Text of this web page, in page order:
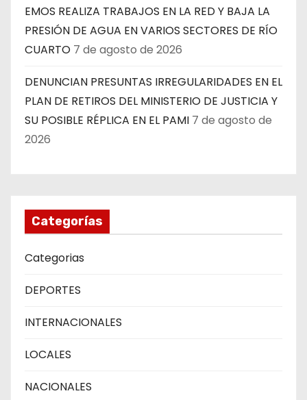
EMOS REALIZA TRABAJOS EN LA RED Y BAJA LA
PRESIÓN DE AGUA EN VARIOS SECTORES DE RÍO
CUARTO 7 de agosto de 2026
DENUNCIAN PRESUNTAS IRREGULARIDADES EN EL
PLAN DE RETIROS DEL MINISTERIO DE JUSTICIA Y
SU POSIBLE RÉPLICA EN EL PAMI 7 de agosto de
2026
Categorías
Categorias
DEPORTES
INTERNACIONALES
LOCALES
NACIONALES